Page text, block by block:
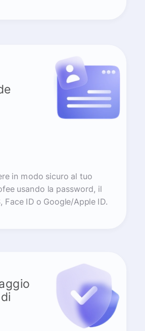
in modo sicuro al tuo
usando la password, il
Face ID o Google/Apple ID.